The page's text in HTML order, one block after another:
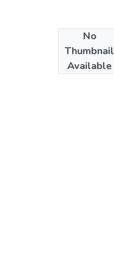
No
Thumbnail
Available